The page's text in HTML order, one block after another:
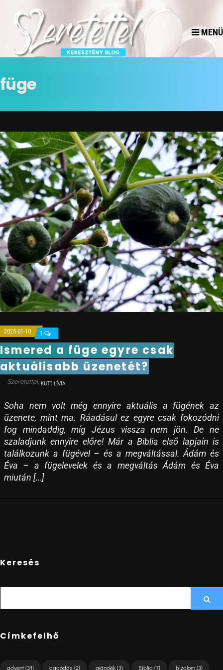
MENÜ
füge
2025-01-10 1
Ismered a füge egyre csak
aktuálisabb üzenetét?
KUTI LÍVIA
Soha nem volt még ennyire aktuális a fügének az
üzenete, mint ma. Ráadásul ez egyre csak fokozódni
fog mindaddig, míg Jézus vissza nem jön. De ne
szaladjunk ennyire előre! Már a Biblia első lapjain is
találkozunk a fügével – és a megváltással. Ádám és
Éva – a fügelevelek és a megváltás Ádám és Éva
miután […]
Keresés
Címkefelhő
advent(31) aggódás (2) ajándék(3) Biblia (7) bizalom(3)